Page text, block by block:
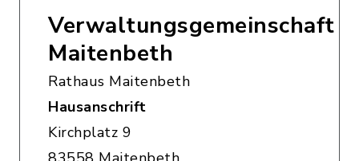
Verwaltungsgemeinschaft
Maitenbeth
Rathaus Maitenbeth
Hausanschrift
Kirchplatz 9